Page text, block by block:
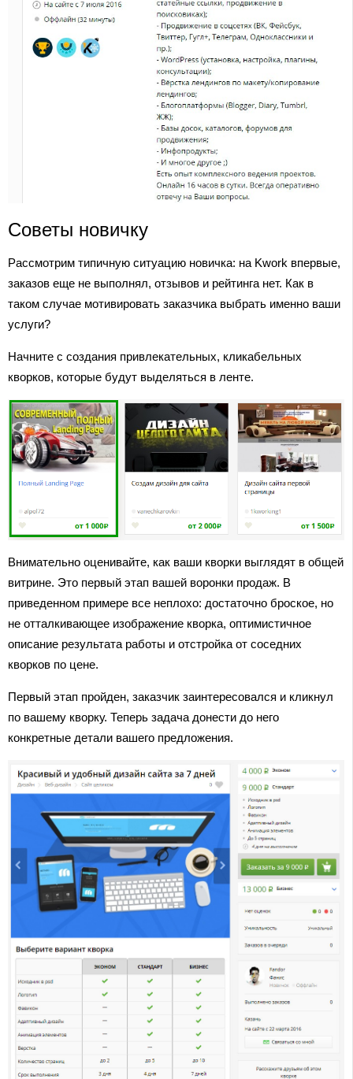
Советы новичку
Рассмотрим типичную ситуацию новичка: на Kwork впервые,
заказов еще не выполнял, отзывов и рейтинга нет. Как в
таком случае мотивировать заказчика выбрать именно ваши
услуги?
Начните с создания привлекательных, кликабельных
кворков, которые будут выделяться в ленте.
Внимательно оценивайте, как ваши кворки выглядят в общей
витрине. Это первый этап вашей воронки продаж. В
приведенном примере все неплохо: достаточно броское, но
не отталкивающее изображение кворка, оптимистичное
описание результата работы и отстройка от соседних
кворков по цене.
Первый этап пройден, заказчик заинтересовался и кликнул
по вашему кворку. Теперь задача донести до него
конкретные детали вашего предложения.